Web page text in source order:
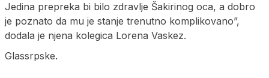
Jedina prepreka bi bilo zdravlje Šakirinog oca, a dobro
je poznato da mu je stanje trenutno komplikovano”,
dodala je njena kolegica Lorena Vaskez.
Glassrpske.